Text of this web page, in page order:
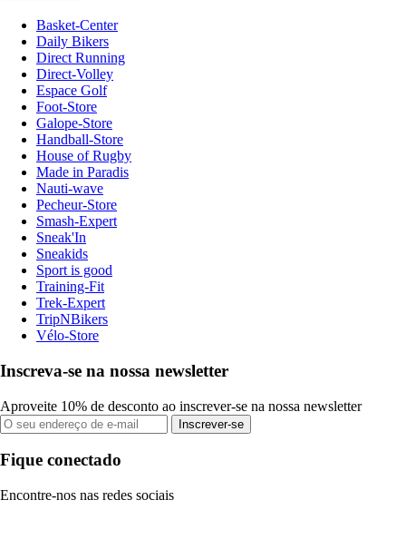
Basket-Center
Daily Bikers
Direct Running
Direct-Volley
Espace Golf
Foot-Store
Galope-Store
Handball-Store
House of Rugby
Made in Paradis
Nauti-wave
Pecheur-Store
Smash-Expert
Sneak'In
Sneakids
Sport is good
Training-Fit
Trek-Expert
TripNBikers
Vélo-Store
Inscreva-se na nossa newsletter
Aproveite 10% de desconto ao inscrever-se na nossa newsletter
Inscrever-se
Fique conectado
Encontre-nos nas redes sociais